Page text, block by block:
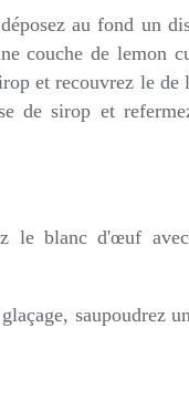
au fond un
couche de lemon
et recouvrez le
de sirop et
le blanc d'œuf
saupoudrez